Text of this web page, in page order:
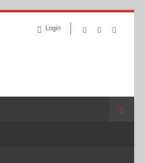
Login
Suche